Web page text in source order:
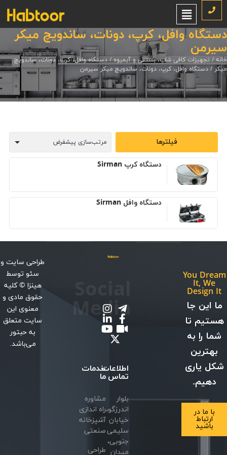
دستگاه وافل، کرپ، دونات، ساندویچ میکر
سیرمن
خانه/تجهیزات کافی شاپ، بستنی و آبمیوه/دستگاه وافل، کرپ، دونات، ساندویچ
میکر / دستگاه وافل، کرپ، دونات، ساندویچ میکر سیرمن
فیلترها
دستگاه کرپ Sirman
دستگاه وافل Sirman
You Dream
It, We
Design It
ما این جا
هستیم تا
شما را به
بهترین
شکل یاری
دهیم.
با ما در
ارتباط
باشید
اطلاعات
تماس
بلوار
اندرزگو،
خیابان
سلیمی
جنوبی،
میدان
Media
خدمات
ما
مشاوره
راه اندازی
آشپزخانه
صنعتی
طراحی
طراحی سایتو
سئوتوسط
هینزا © کلیه
حقوق مادی و
معنوی این
سایت متعلق
به حبتور
می‌باشد.